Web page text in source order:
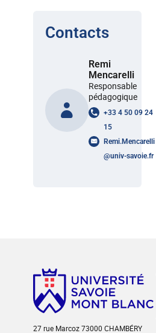
Contacts
Remi
Mencarelli
Responsable
pédagogique
+33 4 50 09 24
15
Remi.Mencarelli
@univ-savoie.fr
27 rue Marcoz 73000 CHAMBÉRY